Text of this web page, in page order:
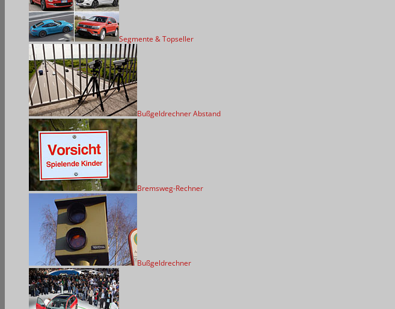
Segmente & Topseller
Bußgeldrechner Abstand
Bremsweg-Rechner
Bußgeldrechner